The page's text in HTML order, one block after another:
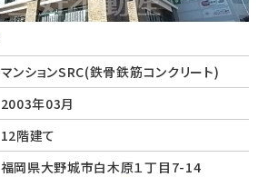
マンションSRC(鉄骨鉄筋コンクリート)
2003年03月
12階建て
福岡県大野城市白木原１丁目7-14